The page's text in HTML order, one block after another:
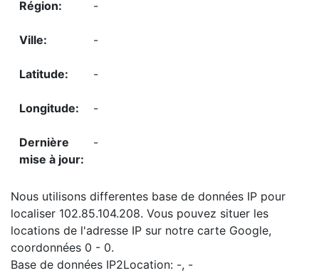
-
-
-
-
-
Nous utilisons differentes base de données IP pour
localiser 102.85.104.208. Vous pouvez situer les
locations de l'adresse IP sur notre carte Google,
coordonnées 0 - 0.
Base de données IP2Location: -, -